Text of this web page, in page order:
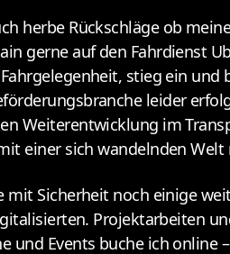
herbe Rückschläge ob
gerne auf den Fahrdienst
stieg ein
leider
Weiterentwicklung im
einer sich wandelnden
mit Sicherheit noch einige
Projektarbeiten
und Events buche ich